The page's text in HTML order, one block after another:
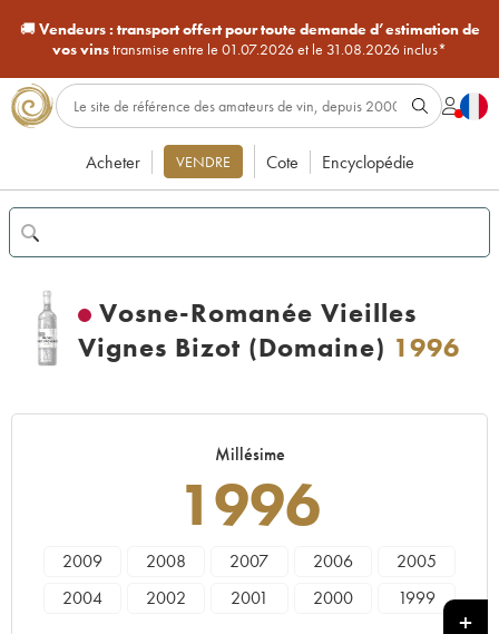
🚚Vendeurs : transport offert pour toute demande d’estimation de
vos vinstransmise entre le 01.07.2026 et le 31.08.2026 inclus*
Acheter VENDRE Cote Encyclopédie
Vosne-Romanée Vieilles
Vignes Bizot (Domaine) 1996
Millésime
1996
2009 2008 2007 2006
2005
2004
2002 2001 2000
1999